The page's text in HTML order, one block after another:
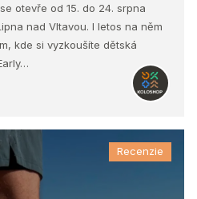
otevře od 15. do 24. srpna
nad Vltavou. I letos na něm
kde si vyzkoušíte dětská
Recenzie